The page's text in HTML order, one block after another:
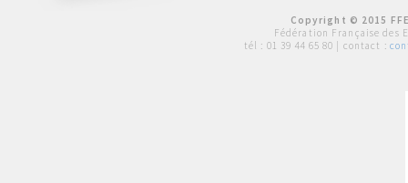
Copyright © 2015
Fédération Française des
tél : 01 39 44 65 80 | contact :